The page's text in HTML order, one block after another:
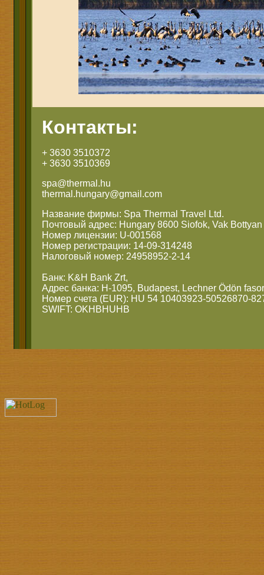
Контакты:
+ 3630 3510372
+ 3630 3510369
spa@thermal.hu
thermal.hungary@gmail.com
Название фирмы: Spa Thermal Travel Ltd.
Почтовый адрес: Hungary 8600 Siofok, Vak Bottyan
Номер лицензии: U-001568
Номер регистрации: 14-09-314248
Налоговый номер: 24958952-2-14
Банк: K&H Bank Zrt,
Адрес банка: H-1095, Budapest, Lechner Ödön
Номер счета (EUR): HU 54 10403923-50526870-
SWIFT: OKHBHUHB